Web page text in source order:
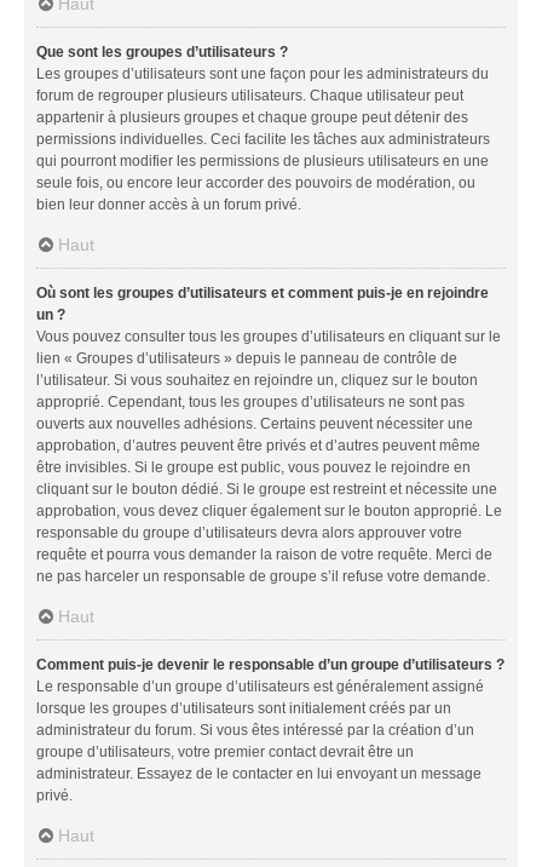
Que sont les groupes d’utilisateurs ?
Les groupes d’utilisateurs sont une façon pour les administrateurs du
forum de regrouper plusieurs utilisateurs. Chaque utilisateur peut
appartenir à plusieurs groupes et chaque groupe peut détenir des
permissions individuelles. Ceci facilite les tâches aux administrateurs
qui pourront modifier les permissions de plusieurs utilisateurs en une
seule fois, ou encore leur accorder des pouvoirs de modération, ou
bien leur donner accès à un forum privé.
Haut
Où sont les groupes d’utilisateurs et comment puis-je en rejoindre
un ?
Vous pouvez consulter tous les groupes d’utilisateurs en cliquant sur le
lien « Groupes d’utilisateurs » depuis le panneau de contrôle de
l’utilisateur. Si vous souhaitez en rejoindre un, cliquez sur le bouton
approprié. Cependant, tous les groupes d’utilisateurs ne sont pas
ouverts aux nouvelles adhésions. Certains peuvent nécessiter une
approbation, d’autres peuvent être privés et d’autres peuvent même
être invisibles. Si le groupe est public, vous pouvez le rejoindre en
cliquant sur le bouton dédié. Si le groupe est restreint et nécessite une
approbation, vous devez cliquer également sur le bouton approprié. Le
responsable du groupe d’utilisateurs devra alors approuver votre
requête et pourra vous demander la raison de votre requête. Merci de
ne pas harceler un responsable de groupe s’il refuse votre demande.
Haut
Comment puis-je devenir le responsable d’un groupe d’utilisateurs ?
Le responsable d’un groupe d’utilisateurs est généralement assigné
lorsque les groupes d’utilisateurs sont initialement créés par un
administrateur du forum. Si vous êtes intéressé par la création d’un
groupe d’utilisateurs, votre premier contact devrait être un
administrateur. Essayez de le contacter en lui envoyant un message
privé.
Haut